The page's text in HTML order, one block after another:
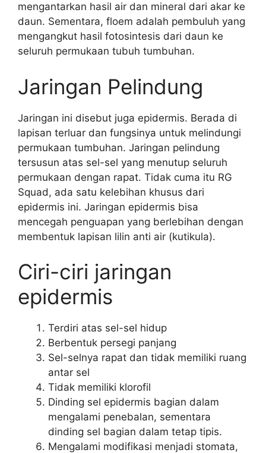
mengantarkan hasil air dan mineral dari akar ke
daun. Sementara, floem adalah pembuluh yang
mengangkut hasil fotosintesis dari daun ke
seluruh permukaan tubuh tumbuhan.
Jaringan Pelindung
Jaringan ini disebut juga epidermis. Berada di
lapisan terluar dan fungsinya untuk melindungi
permukaan tumbuhan. Jaringan pelindung
tersusun atas sel-sel yang menutup seluruh
permukaan dengan rapat. Tidak cuma itu RG
Squad, ada satu kelebihan khusus dari
epidermis ini. Jaringan epidermis bisa
mencegah penguapan yang berlebihan dengan
membentuk lapisan lilin anti air (kutikula).
Ciri-ciri jaringan
epidermis
Terdiri atas sel-sel hidup
Berbentuk persegi panjang
Sel-selnya rapat dan tidak memiliki ruang
antar sel
Tidak memiliki klorofil
Dinding sel epidermis bagian dalam
mengalami penebalan, sementara
dinding sel bagian dalam tetap tipis.
Mengalami modifikasi menjadi stomata,